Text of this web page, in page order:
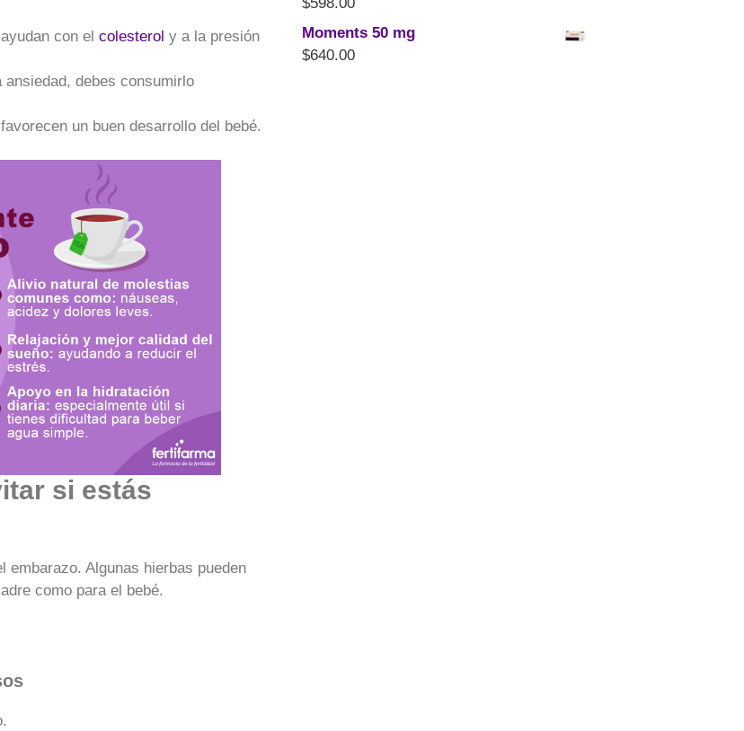
con el colesterol y a la presión
debes consumirlo
un buen desarrollo del bebé.
si estás
embarazo. Algunas hierbas pueden
como para el bebé.
Moments 50 mg
$640.00